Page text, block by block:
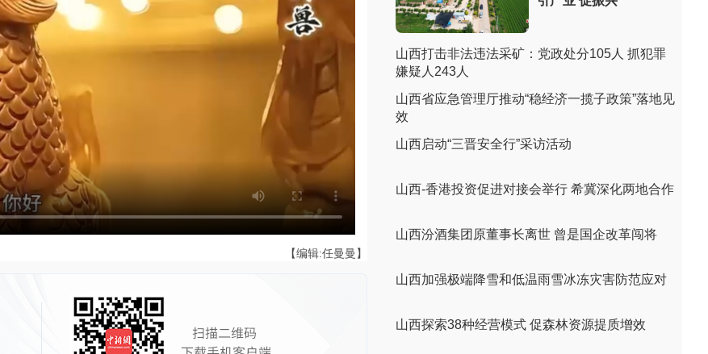
【编辑:任曼曼】
山西打击非法违法采矿：党政处分105人 抓犯罪
嫌疑人243人
山西省应急管理厅推动“稳经济一揽子政策”落地见
效
山西启动“三晋安全行”采访活动
山西-香港投资促进对接会举行 希冀深化两地合作
山西汾酒集团原董事长离世 曾是国企改革闯将
山西加强极端降雪和低温雨雪冰冻灾害防范应对
山西探索38种经营模式 促森林资源提质增效